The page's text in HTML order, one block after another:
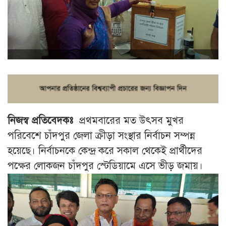
নিজস্ব প্রতিবেদকঃ প্রথমবারের মত উৎসব মুখর
পরিবেশে চাঁদপুর জেলা ক্রীড়া সংস্থার নির্বাচন সম্পন্ন
হয়েছে। নির্বাচনকে কেন্দ্র করে সকাল থেকেই প্রার্থীদের
পক্ষের লোকজন চাঁদপুর স্টেডিয়ামে এসে ভীড় জমায়।